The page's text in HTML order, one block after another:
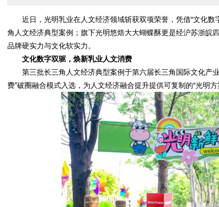
近日，光明乳业在人文经济领域斩获双项荣誉，凭借“文化
角人文经济典型案例；旗下光明悠焙大大蝴蝶酥更是经沪苏浙皖
品牌硬实力与文化软实力。
文化数字双驱 ， 焕新乳业人文消费
第三批长三角人文经济典型案例于第六届长三角国际文化产
费”破圈融合模式入选，为人文经济融合提升提供可复制的“光明方